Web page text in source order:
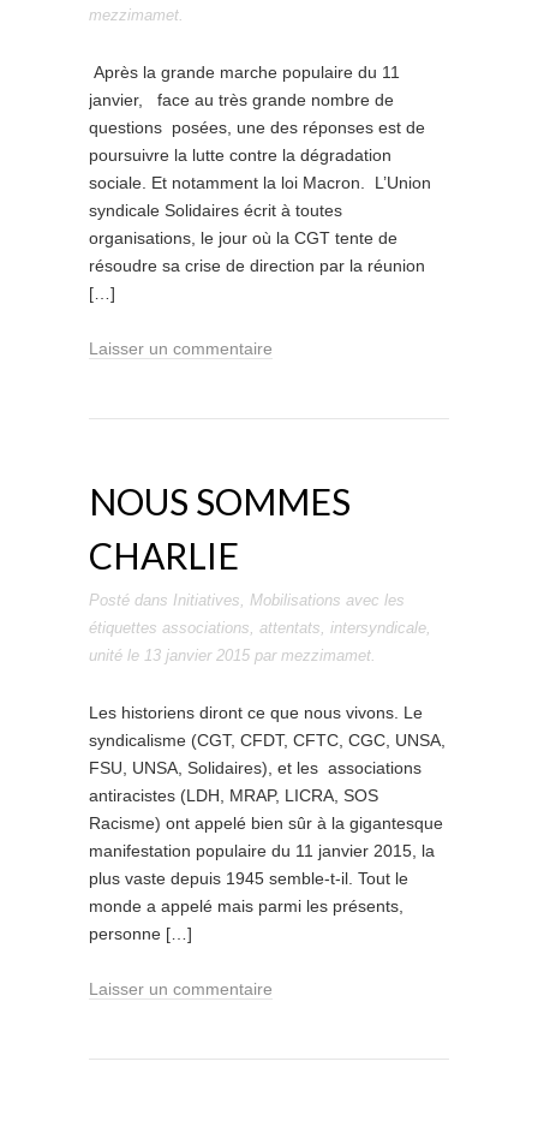
mezzimamet.
Après la grande marche populaire du 11
janvier, face au très grande nombre de
questions posées, une des réponses est de
poursuivre la lutte contre la dégradation
sociale. Et notamment la loi Macron. L’Union
syndicale Solidaires écrit à toutes
organisations, le jour où la CGT tente de
résoudre sa crise de direction par la réunion
[…]
Laisser un commentaire
NOUS SOMMES
CHARLIE
Posté dans Initiatives, Mobilisations avec les
étiquettes associations, attentats, intersyndicale,
unité le 13 janvier 2015 par mezzimamet.
Les historiens diront ce que nous vivons. Le
syndicalisme (CGT, CFDT, CFTC, CGC, UNSA,
FSU, UNSA, Solidaires), et les associations
antiracistes (LDH, MRAP, LICRA, SOS
Racisme) ont appelé bien sûr à la gigantesque
manifestation populaire du 11 janvier 2015, la
plus vaste depuis 1945 semble-t-il. Tout le
monde a appelé mais parmi les présents,
personne […]
Laisser un commentaire